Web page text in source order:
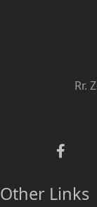
Rr.
Other Links